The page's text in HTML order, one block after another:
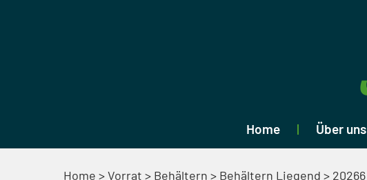
Home Über uns
Home >Vorrat > Behältern > Behältern Liegend > 20266